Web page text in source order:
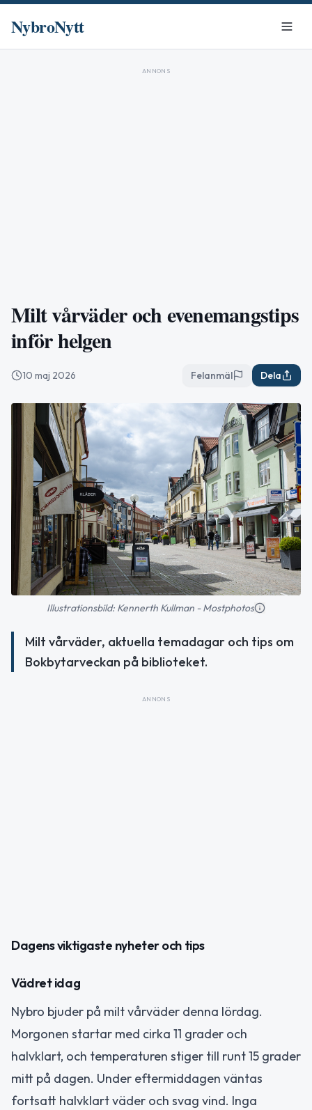
NybroNytt
ANNONS
Milt vårväder och evenemangstips
inför helgen
10 maj 2026 Felanmäl Dela
Illustrationsbild: Kennerth Kullman - Mostphotos
Milt vårväder, aktuella temadagar och tips om
Bokbytarveckan på biblioteket.
ANNONS
Dagens viktigaste nyheter och tips
Vädret idag
Nybro bjuder på milt vårväder denna lördag.
Morgonen startar med cirka 11 grader och
halvklart, och temperaturen stiger till runt 15 grader
mitt på dagen. Under eftermiddagen väntas
fortsatt halvklart väder och svag vind. Inga